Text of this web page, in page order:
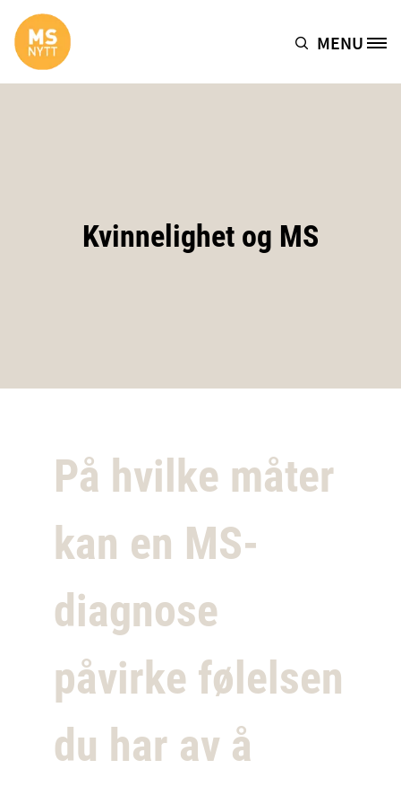
Site Logo MENU
Kvinnelighet og MS
På hvilke måter
kan en MS-
diagnose
påvirke følelsen
du har av å